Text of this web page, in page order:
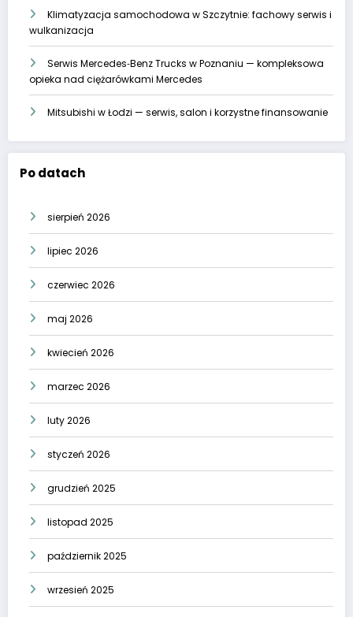
Klimatyzacja samochodowa w Szczytnie: fachowy serwis i
wulkanizacja
Serwis Mercedes‑Benz Trucks w Poznaniu — kompleksowa
opieka nad ciężarówkami Mercedes
Mitsubishi w Łodzi — serwis, salon i korzystne finansowanie
Po datach
sierpień 2026
lipiec 2026
czerwiec 2026
maj 2026
kwiecień 2026
marzec 2026
luty 2026
styczeń 2026
grudzień 2025
listopad 2025
październik 2025
wrzesień 2025